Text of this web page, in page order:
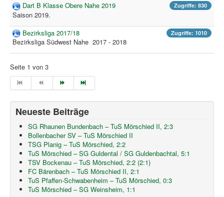
Zugriffe: 830
Dart B Klasse Obere Nahe 2019
Saison 2019.
Zugriffe: 1010
Bezirksliga 2017/18
Bezirksliga Südwest Nahe 2017 - 2018
Seite 1 von 3
Neueste Beiträge
SG Rhaunen Bundenbach – TuS Mörschied II, 2:3
Bollenbacher SV – TuS Mörschied II
TSG Planig – TuS Mörschied, 2:2
TuS Mörschied – SG Guldental / SG Guldenbachtal, 5:1
TSV Bockenau – TuS Mörschied, 2:2 (2:1)
FC Bärenbach – TuS Mörschied II, 2:1
TuS Pfaffen-Schwabenheim – TuS Mörschied, 0:3
TuS Mörschied – SG Weinsheim, 1:1